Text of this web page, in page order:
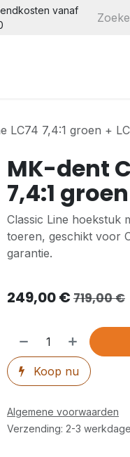
vanaf
LC74 7,4:1 groen +
MK-dent
7,4:1 groen
Classic Line hoekstuk
toeren, geschikt voor
garantie.
249,00€ 719,00€
Koop nu
Algemene voorwaarden
Verzending: 2-3